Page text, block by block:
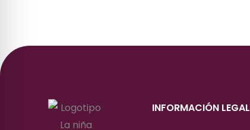
INFORMACIÓN LEGAL